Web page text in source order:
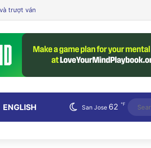
Dục Một Cách Mạnh Mẽ?
ENGLISH San Jose 62 ℉